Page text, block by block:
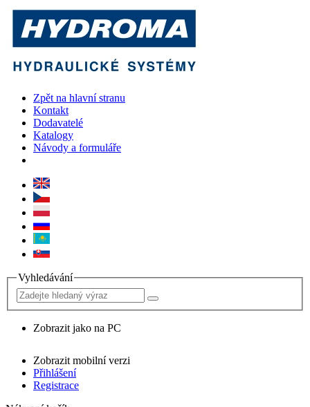
Zpět na hlavní stranu
Kontakt
Dodavatelé
Katalogy
Návody a formuláře
Vyhledávání
Zobrazit jako na PC
Zobrazit mobilní verzi
Přihlášení
Registrace